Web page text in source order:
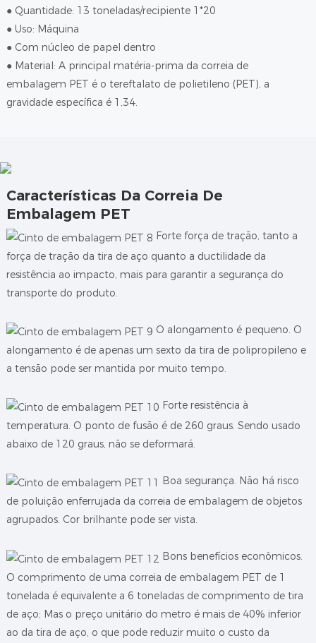
● Quantidade: 13 toneladas/recipiente 1*20
● Uso: Máquina
● Com núcleo de papel dentro
● Material: A principal matéria-prima da correia de
embalagem PET é o tereftalato de polietileno (PET), a
gravidade específica é 1,34.
Características Da Correia De
Embalagem PET
Forte força de tração, tanto a
força de tração da tira de aço quanto a ductilidade da
resistência ao impacto, mais para garantir a segurança do
transporte do produto.
O alongamento é pequeno. O
alongamento é de apenas um sexto da tira de polipropileno e
a tensão pode ser mantida por muito tempo.
Forte resistência à
temperatura. O ponto de fusão é de 260 graus. Sendo usado
abaixo de 120 graus, não se deformará.
Boa segurança. Não há risco
de poluição enferrujada da correia de embalagem de objetos
agrupados. Cor brilhante pode ser vista.
Bons benefícios econômicos.
O comprimento de uma correia de embalagem PET de 1
tonelada é equivalente a 6 toneladas de comprimento de tira
de aço; Mas o preço unitário do metro é mais de 40% inferior
ao da tira de aço, o que pode reduzir muito o custo da